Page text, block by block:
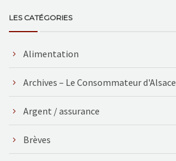
LES CATÉGORIES
Alimentation
Archives – Le Consommateur d'Alsace
Argent / assurance
Brèves